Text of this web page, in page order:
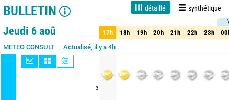
BULLETIN détaillé synthétique
1 jour 3 jours 15 jours Fiabilité 90%
Jeudi 6 aoû
METEO CONSULT Actualisé, il y a 4h
3
17h 18h 19h 20h 21h 22h 23h
17h 18h 19h 20h 21h 22h 23h